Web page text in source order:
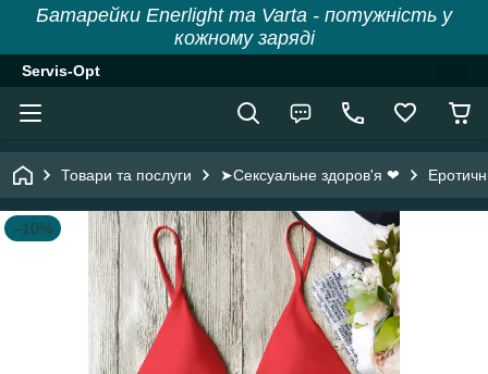
Батарейки Enerlight та Varta - потужність у
кожному заряді
Servis-Opt
Товари та послуги ➤Сексуальне здоров'я ❤
–10%